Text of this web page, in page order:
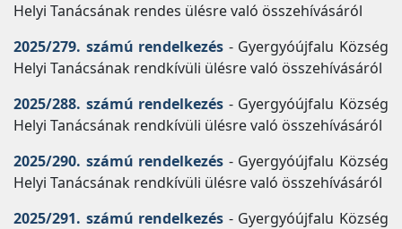
Helyi Tanácsának rendes ülésre való összehívásáról
2025/279. számú rendelkezés - Gyergyóújfalu Község
Helyi Tanácsának rendkívüli ülésre való összehívásáról
2025/288. számú rendelkezés - Gyergyóújfalu Község
Helyi Tanácsának rendkívüli ülésre való összehívásáról
2025/290. számú rendelkezés - Gyergyóújfalu Község
Helyi Tanácsának rendkívüli ülésre való összehívásáról
2025/291. számú rendelkezés - Gyergyóújfalu Község